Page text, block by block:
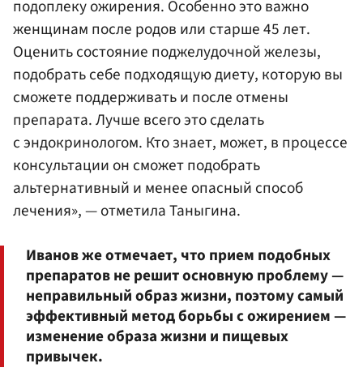
подоплеку ожирения. Особенно это важно
женщинам после родов или старше 45 лет.
Оценить состояние поджелудочной железы,
подобрать себе подходящую диету, которую вы
сможете поддерживать и после отмены
препарата. Лучше всего это сделать
с эндокринологом. Кто знает, может, в процессе
консультации он сможет подобрать
альтернативный и менее опасный способ
лечения», — отметила Таныгина.
Иванов же отмечает, что прием подобных
препаратов не решит основную проблему —
неправильный образ жизни, поэтому самый
эффективный метод борьбы с ожирением —
изменение образа жизни и пищевых
привычек.